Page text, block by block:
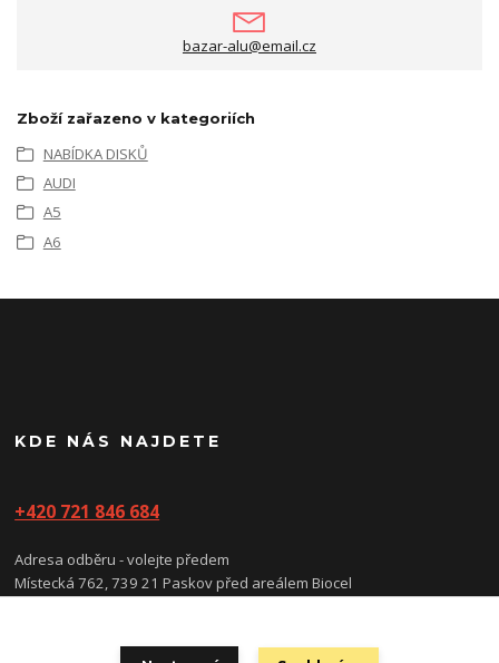
bazar-alu@email.cz
Zboží zařazeno v kategoriích
NABÍDKA DISKŮ
AUDI
A5
A6
KDE NÁS NAJDETE
+420 721 846 684
Adresa odběru - volejte předem
Místecká 762, 739 21 Paskov před areálem Biocel